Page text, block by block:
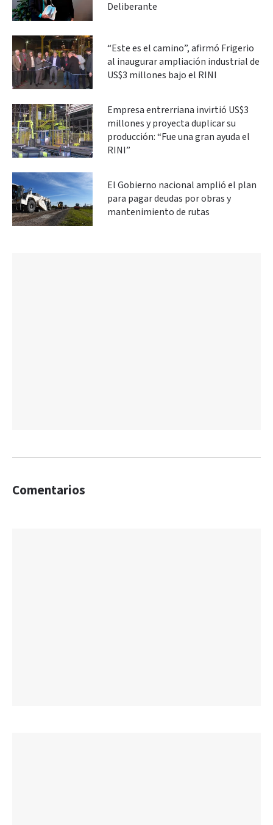
Deliberante
“Este es el camino”, afirmó Frigerio
al inaugurar ampliación industrial de
US$3 millones bajo el RINI
Empresa entrerriana invirtió US$3
millones y proyecta duplicar su
producción: “Fue una gran ayuda el
RINI”
El Gobierno nacional amplió el plan
para pagar deudas por obras y
mantenimiento de rutas
Comentarios